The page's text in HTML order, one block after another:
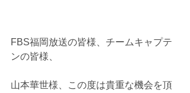
FBS福岡放送の皆様、チームキャプテ
ンの皆様、
山本華世様、この度は貴重な機会を頂